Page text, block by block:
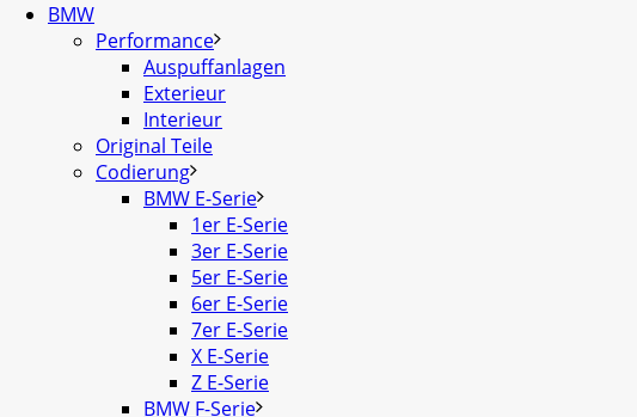
BMW
Performance
Auspuffanlagen
Exterieur
Interieur
Original Teile
Codierung
BMW E-Serie
1er E-Serie
3er E-Serie
5er E-Serie
6er E-Serie
7er E-Serie
X E-Serie
Z E-Serie
BMW F-Serie